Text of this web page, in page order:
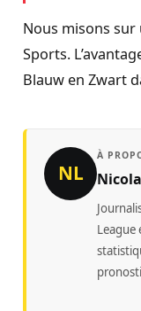
Nous misons sur
Sports.
Blauw en Zwart
NL
À
League